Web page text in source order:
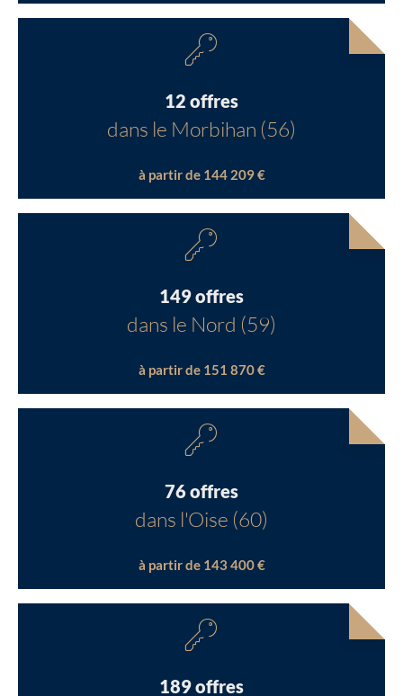
12 offres
dans le Morbihan (56)
à partir de 144 209 €
149 offres
dans le Nord (59)
à partir de 151 870 €
76 offres
dans l'Oise (60)
à partir de 143 400 €
189 offres